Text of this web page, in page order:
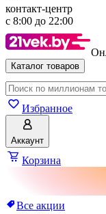
контакт-центр
с 8:00 до 22:00
Каталог товаров
Избранное
Аккаунт
Корзина
Все акции